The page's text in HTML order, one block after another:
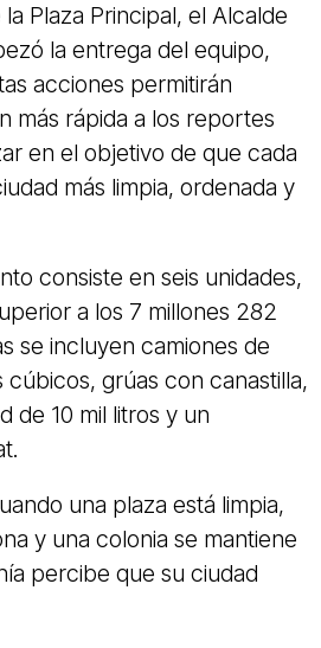
Plaza Principal, el Alcalde
la entrega del equipo,
acciones permitirán
más rápida a los reportes
en el objetivo de que cada
más limpia, ordenada y
consiste en seis unidades,
a los 7 millones 282
se incluyen camiones de
grúas con canastilla,
de 10 mil litros y un
una plaza está limpia,
y una colonia se mantiene
percibe que su ciudad